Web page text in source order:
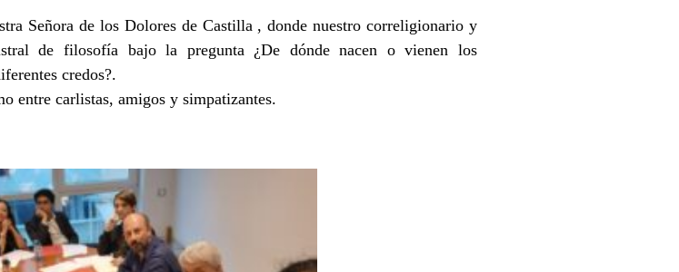
Señora de los Dolores de Castilla , donde nuestro correligionario y
de filosofía bajo la pregunta ¿De dónde nacen o vienen los
credos?.
entre carlistas, amigos y simpatizantes.